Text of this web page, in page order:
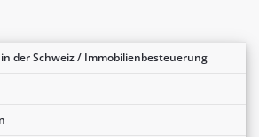
der Schweiz / Immobilienbesteuerung